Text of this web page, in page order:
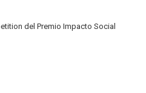
del Premio Impacto Social